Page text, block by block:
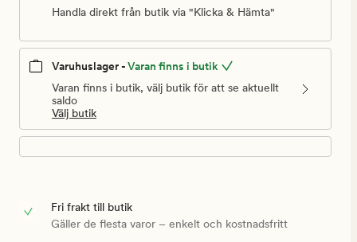
Handla direkt från butik via "Klicka & Hämta"
Varuhuslager -Varan finns i butik
Varan finns i butik, välj butik för att se aktuellt
saldo
Välj butik
Fri frakt till butik
Gäller de flesta varor – enkelt och kostnadsfritt